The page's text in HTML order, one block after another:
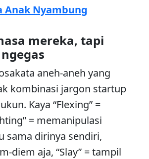
Anak Nyambung
mereka, tapi
aneh-aneh yang
kombinasi jargon startup
Kaya “Flexing” =
= memanipulasi
sama dirinya sendiri,
diem aja, “Slay” = tampil